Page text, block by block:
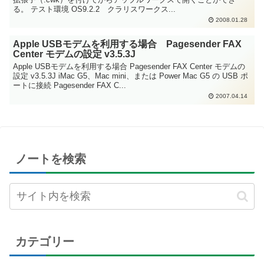
る。 テスト環境 OS9.2.2 クラリスワークス...
2008.01.28
Apple USBモデムを利用する場合 Pagesender FAX
Center モデムの設定 v3.5.3J
Apple USBモデムを利用する場合 Pagesender FAX Center モデムの
設定 v3.5.3J iMac G5、Mac mini、または Power Mac G5 の USB ポ
ートに接続 Pagesender FAX C...
2007.04.14
ノートを検索
カテゴリー